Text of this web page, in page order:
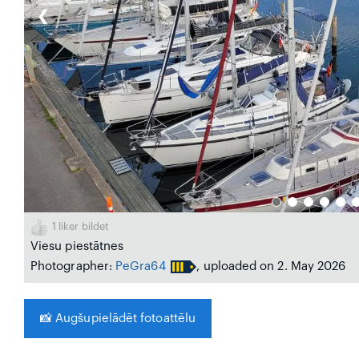
❮
1 liker bildet
Viesu piestātnes
Photographer: PeGra64 , uploaded on 2. May 2026
📸 Augšupielādēt fotoattēlu